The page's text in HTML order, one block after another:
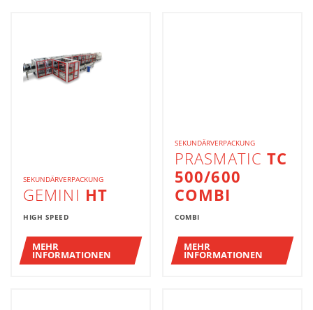
SEKUNDÄRVERPACKUNG
GEMINI HT
HIGH SPEED
MEHR
INFORMATIONEN
SEKUNDÄRVERPACKUNG
PRASMATICTC
500/600
COMBI
COMBI
MEHR
INFORMATIONEN